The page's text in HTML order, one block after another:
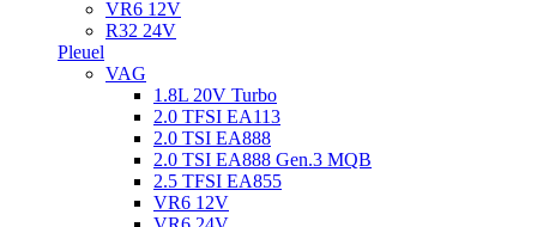
VR6 12V
R32 24V
Pleuel
VAG
1.8L 20V Turbo
2.0 TFSI EA113
2.0 TSI EA888
2.0 TSI EA888 Gen.3 MQB
2.5 TFSI EA855
VR6 12V